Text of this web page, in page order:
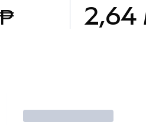
2,64
Operar